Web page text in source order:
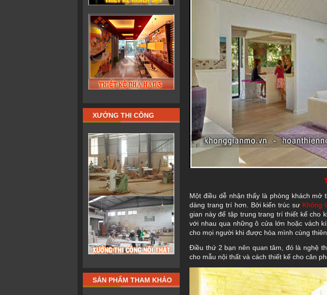
XƯỞNG THI CÔNG
SẢN PHẨM THAM KHẢO
Một điều dễ nhận thấy là phòng khách
dàng trang trí hơn. Bởi kiến trúc sư Không
gian này để tập trung trang trí thiết kế cho
với nhau qua những ô cửa lớn hoặc vách
cho mọi người khi được hòa mình cùng
Điều thứ 2 bạn nên quan tâm, đó là nghệ
cho mẫu nội thất và cách thiết kế cho căn